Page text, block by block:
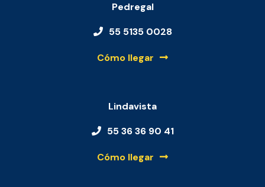
Pedregal
55 5135 0028
Cómo llegar
Lindavista
55 36 36 90 41
Cómo llegar